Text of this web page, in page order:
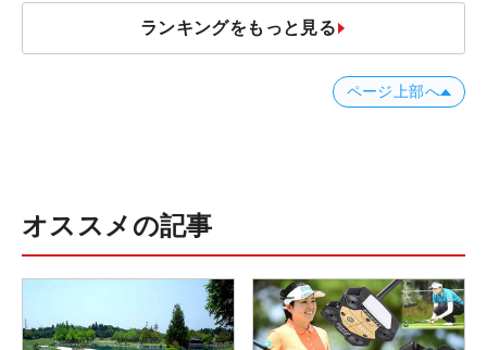
ランキングをもっと見る
ページ上部へ
オススメの記事